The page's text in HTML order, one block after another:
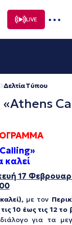
LIVE
Δελτία Τύπου
καλεί
17
με τον
10 έως τις 12
για τα